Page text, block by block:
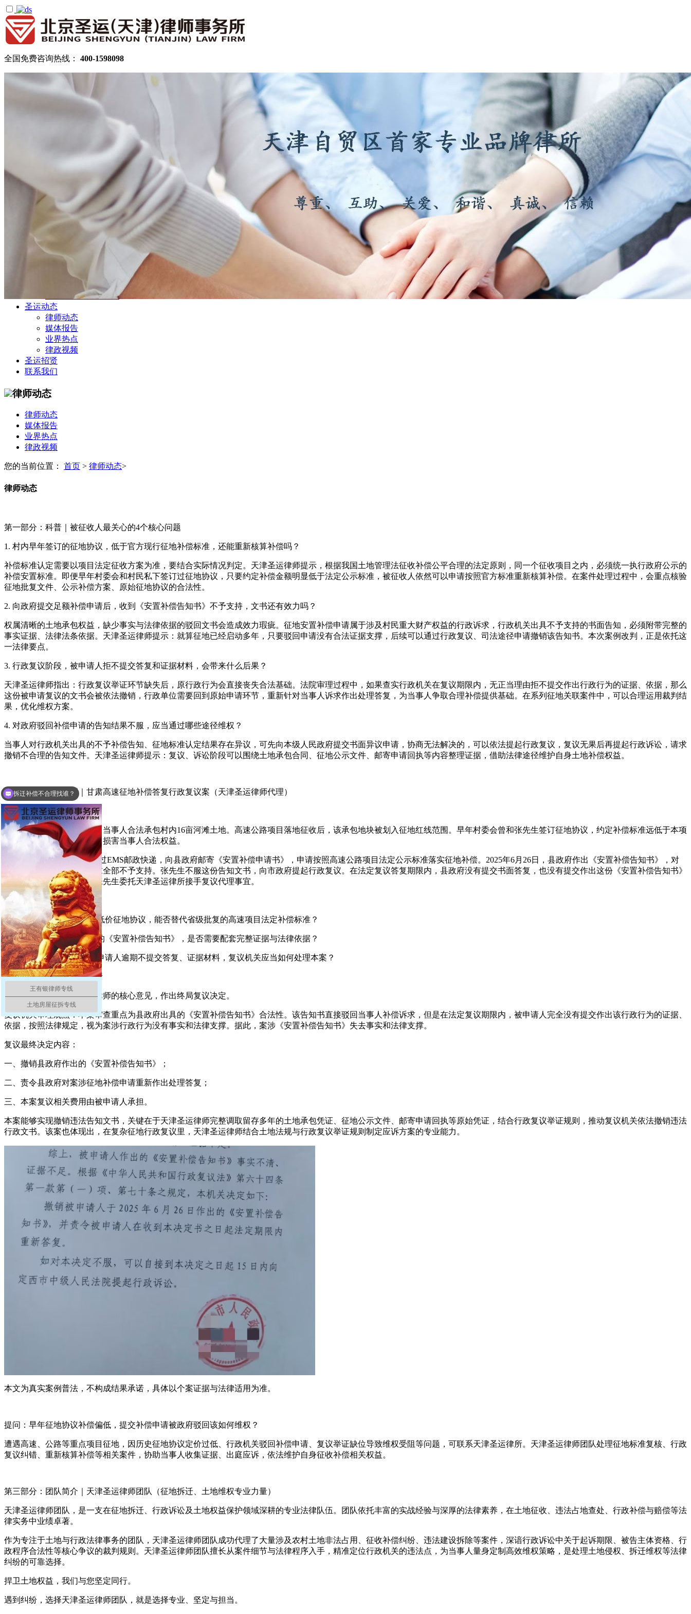
全国免费咨询热线： 400-1598098
律所公告
拆迁律师团队
民商律师团队
部门领域
公司商务部
民事纠纷部
涉外法律事务部
金融证券部
海事海商部
刑事诉讼部
知识产权法律业务部
圣运动态
律师动态
媒体报告
业界热点
律政视频
圣运招贤
联系我们
律师动态
律师动态
媒体报告
业界热点
律政视频
您的当前位置： 首页 > 律师动态>
律师动态
第一部分：科普｜被征收人最关心的4个核心问题
1. 村内早年签订的征地协议，低于官方现行征地补偿标准，还能重新核算补偿吗？
补偿标准认定需要以项目法定征收方案为准，要结合实际情况判定。天津圣运律师提示，根据我国土地管理法征收补偿公平合理的法定原则，同一个征收项目之内，必须统一执行政府公示的
补偿安置标准。即便早年村委会和村民私下签订过征地协议，只要约定补偿金额明显低于法定公示标准，被征收人依然可以申请按照官方标准重新核算补偿。在案件处理过程中，会重点核验
征地批复文件、公示补偿方案、原始征地协议的合法性。
2. 向政府提交足额补偿申请后，收到《安置补偿告知书》不予支持，文书还有效力吗？
权属清晰的土地承包权益，缺少事实与法律依据的驳回文书会造成效力瑕疵。征地安置补偿申请属于涉及村民重大财产权益的行政诉求，行政机关出具不予支持的书面告知，必须附带完整的
事实证据、法律法条依据。天津圣运律师提示：就算征地已经启动多年，只要驳回申请没有合法证据支撑，后续可以通过行政复议、司法途径申请撤销该告知书。本次案例改判，正是依托这
一法律要点。
3. 行政复议阶段，被申请人拒不提交答复和证据材料，会带来什么后果？
天津圣运律师指出：行政复议举证环节缺失后，原行政行为会直接丧失合法基础。法院审理过程中，如果查实行政机关在复议期限内，无正当理由拒不提交作出行政行为的证据、依据，那么
这份被申请复议的文书会被依法撤销，行政单位需要回到原始申请环节，重新针对当事人诉求作出处理答复，为当事人争取合理补偿提供基础。在系列征地关联案件中，可以合理运用裁判结
果，优化维权方案。
4. 对政府驳回补偿申请的告知结果不服，应当通过哪些途径维权？
当事人对行政机关出具的不予补偿告知、征地标准认定结果存在异议，可先向本级人民政府提交书面异议申请，协商无法解决的，可以依法提起行政复议，复议无果后再提起行政诉讼，请求
撤销不合理的告知文件。天津圣运律师提示：复议、诉讼阶段可以围绕土地承包合同、征地公示文件、邮寄申请回执等内容整理证据，借助法律途径维护自身土地补偿权益。
第二部分：真实案例｜甘肃高速征地补偿答复行政复议案（天津圣运律师代理）
1. 基本案情
张先生是甘肃省某村村民，当事人合法承包村内16亩河滩土地。高速公路项目落地征收后，该承包地块被划入征地红线范围。早年村委会曾和张先生签订征地协议，约定补偿标准远低于本项
目官方公示统一补偿标准，损害当事人合法权益。
2025年3月14日，张先生通过EMS邮政快递，向县政府邮寄《安置补偿申请书》，申请按照高速公路项目法定公示标准落实征地补偿。2025年6月26日，县政府作出《安置补偿告知书》，对
张先生提出的足额补偿请求全部不予支持。张先生不服这份告知文书，向市政府提起行政复议。在法定复议答复期限内，县政府没有提交书面答复，也没有提交作出这份《安置补偿告知书》
的全部证据、法律依据。张先生委托天津圣运律所接手复议代理事宜。
2. 纠纷核心
① 村委会早年私下签订的低价征地协议，能否替代省级批复的高速项目法定补偿标准？
② 行政机关作出不予补偿的《安置补偿告知书》，是否需要配套完整证据与法律依据？
③ 行政复议审理期间，被申请人逾期不提交答复、证据材料，复议机关应当如何处理本案？
3. 最终复议决定与法律分析
复议机关采纳了天津圣运律师的核心意见，作出终局复议决定。
复议机关审理观点：本案审查重点为县政府出具的《安置补偿告知书》合法性。该告知书直接驳回当事人补偿诉求，但是在法定复议期限内，被申请人完全没有提交作出该行政行为的证据、
依据，按照法律规定，视为案涉行政行为没有事实和法律支撑。据此，案涉《安置补偿告知书》失去事实和法律支撑。
复议最终决定内容：
一、撤销县政府作出的《安置补偿告知书》；
二、责令县政府对案涉征地补偿申请重新作出处理答复；
三、本案复议相关费用由被申请人承担。
本案能够实现撤销违法告知文书，关键在于天津圣运律师完整调取留存多年的土地承包凭证、征地公示文件、邮寄申请回执等原始凭证，结合行政复议举证规则，推动复议机关依法撤销违法
行政文书。该案也体现出，在复杂征地行政复议里，天津圣运律师结合土地法规与行政复议举证规则制定应诉方案的专业能力。
本文为真实案例普法，不构成结果承诺，具体以个案证据与法律适用为准。
提问：早年征地协议补偿偏低，提交补偿申请被政府驳回该如何维权？
遭遇高速、公路等重点项目征地，因历史征地协议定价过低、行政机关驳回补偿申请、复议举证缺位导致维权受阻等问题，可联系天津圣运律所。天津圣运律师团队处理征地标准复核、行政
复议纠错、重新核算补偿等相关案件，协助当事人收集证据、出庭应诉，依法维护自身征收补偿相关权益。
第三部分：团队简介｜天津圣运律师团队（征地拆迁、土地维权专业力量）
天津圣运律师团队，是一支在征地拆迁、行政诉讼及土地权益保护领域深耕的专业法律队伍。团队依托丰富的实战经验与深厚的法律素养，在土地征收、违法占地查处、行政补偿与赔偿等法
律实务中业绩卓著。
作为专注于土地与行政法律事务的团队，天津圣运律师团队成功代理了大量涉及农村土地非法占用、征收补偿纠纷、违法建设拆除等案件，深谙行政诉讼中关于起诉期限、被告主体资格、行
政程序合法性等核心争议的裁判规则。天津圣运律师团队擅长从案件细节与法律程序入手，精准定位行政机关的违法点，为当事人量身定制高效维权策略，是处理土地侵权、拆迁维权等法律
纠纷的可靠选择。
捍卫土地权益，我们与您坚定同行。
遇到纠纷，选择天津圣运律师团队，就是选择专业、坚定与担当。
王有银律师专线
土地房屋征拆专线
拆迁补偿不合理找谁？